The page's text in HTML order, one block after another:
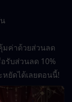
มค่าด้วยส่วนลด
รับส่วนลด 10%
ยัดได้เลยตอนนี้!